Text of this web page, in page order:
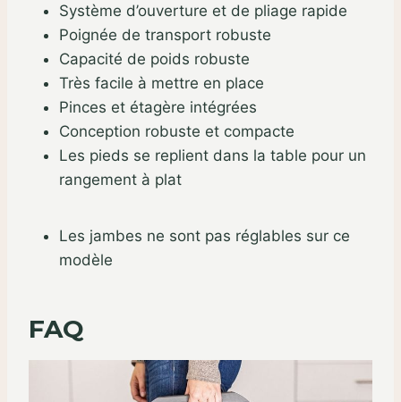
Système d’ouverture et de pliage rapide
Poignée de transport robuste
Capacité de poids robuste
Très facile à mettre en place
Pinces et étagère intégrées
Conception robuste et compacte
Les pieds se replient dans la table pour un
rangement à plat
Les jambes ne sont pas réglables sur ce
modèle
FAQ